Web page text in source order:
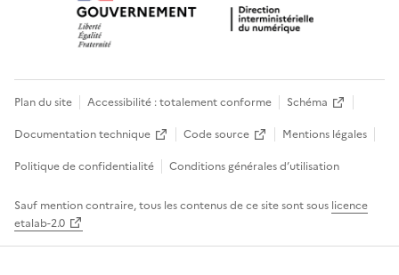
Plan du site Accessibilité : totalement conforme
Schéma
Documentation technique
Code source
Mentions légales
Politique de confidentialité
Conditions générales d’utilisation
Sauf mention contraire, tous les contenus de ce site sont sous licence
etalab-2.0